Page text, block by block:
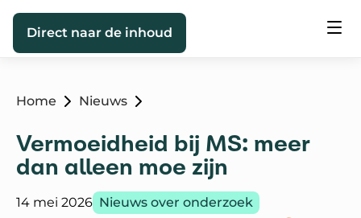
Direct naar de inhoud
Home Nieuws
Vermoeidheid bij MS: meer
dan alleen moe zijn
Gepubliceerd op:
14 mei 2026 Categorie:
Nieuws over onderzoek